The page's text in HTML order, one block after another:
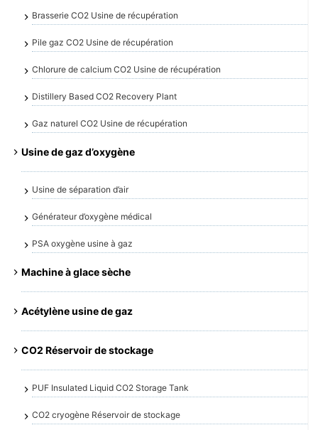
Brasserie CO2 Usine de récupération
Pile gaz CO2 Usine de récupération
Chlorure de calcium CO2 Usine de récupération
Distillery Based CO2 Recovery Plant
Gaz naturel CO2 Usine de récupération
Usine de gaz d’oxygène
Usine de séparation d’air
Générateur d’oxygène médical
PSA oxygène usine à gaz
Machine à glace sèche
Acétylène usine de gaz
CO2 Réservoir de stockage
PUF Insulated Liquid CO2 Storage Tank
CO2 cryogène Réservoir de stockage